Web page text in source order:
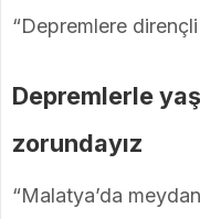
“Depremlere
Depremlerle
zorundayız
“Malatya’da